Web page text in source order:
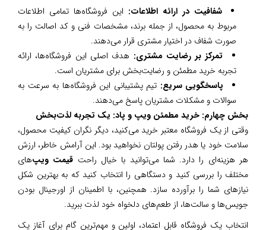
شفافیت در ارائه اطلاعات: این فروشگاه‌ها تمامی اطلاعات
مربوط به محصول، از جمله برند، مشخصات فنی و کد اصالت را به
صورت شفاف در اختیار مشتری قرار می‌دهند.
تمرکز بر رضایت مشتری: هدف اصلی این فروشگاه‌ها، ارائه
تجربه خرید مطمئن و رضایت‌بخش برای مشتریان است.
پاسخگویی سریع: تیم پشتیبانی این فروشگاه‌ها به سرعت به
سوالات و مشکلات مشتریان پاسخ می‌دهند.
بخش چهارم: خرید مطمئن ویپ و پاد: یک تجربه لذت‌بخش
وقتی از یک فروشگاه معتبر خرید می‌کنید، دیگر نگران کیفیت محصول،
سلامت خود یا هدر رفتن پولتان نخواهید بود. این آرامش خاطر، ارزش
هر هزینه‌ای را دارد. شما می‌توانید با خیال راحت قیمت ویپ‌های
مختلف را بررسی کنید و دستگاهی را انتخاب کنید که به بهترین شکل
نیازهای شما را برآورده سازد. همچنین، با اطمینان از اورجینال بودن
جویس‌ها و سالت‌ها، از طعم‌های دلخواه خود لذت ببرید.
انتخاب یک فروشگاه قابل اعتماد، اولین و مهم‌ترین گام برای آغاز یک